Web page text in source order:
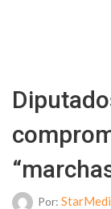
Por: